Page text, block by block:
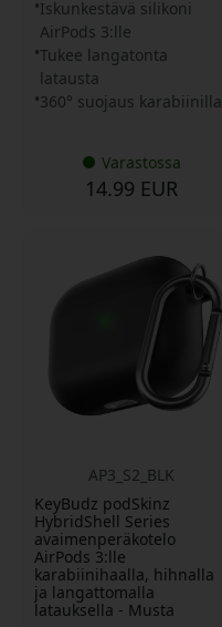
Iskunkestävä silikoni
AirPods 3:lle
Tukee langatonta
latausta
360° suojaus karabiinilla
Varastossa
14.99 EUR
AP3_S2_BLK
KeyBudz podSkinz
HybridShell Series
avaimenperäkotelo
AirPods 3:lle
karabiinihaalla, hihnalla
ja langattomalla
latauksella - Musta